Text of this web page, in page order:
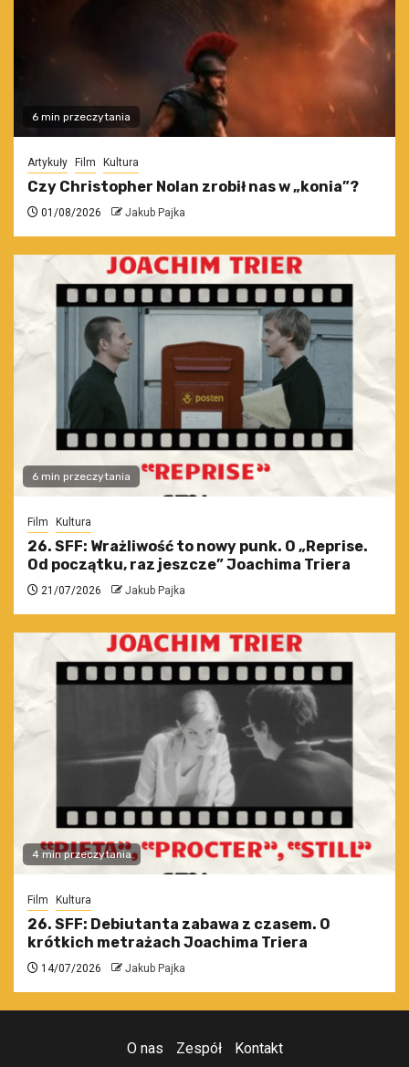
6 min przeczytania
Artykuły Film Kultura
Czy Christopher Nolan zrobił nas w „konia”?
01/08/2026 Jakub Pajka
6 min przeczytania
Film Kultura
26. SFF: Wrażliwość to nowy punk. O „Reprise.
Od początku, raz jeszcze” Joachima Triera
21/07/2026 Jakub Pajka
4 min przeczytania
Film Kultura
26. SFF: Debiutanta zabawa z czasem. O
krótkich metrażach Joachima Triera
14/07/2026 Jakub Pajka
O nas Zespół Kontakt